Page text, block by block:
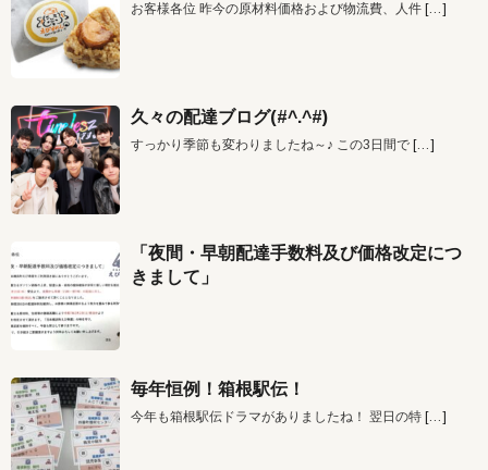
お客様各位 昨今の原材料価格および物流費、人件 […]
久々の配達ブログ(#^.^#)
すっかり季節も変わりましたね～♪ この3日間で […]
「夜間・早朝配達手数料及び価格改定につ
きまして」
毎年恒例！箱根駅伝！
今年も箱根駅伝ドラマがありましたね！ 翌日の特 […]